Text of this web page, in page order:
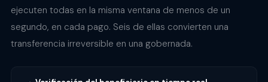
ejecuten todas en la misma ventana de menos de un
segundo, en cada pago. Seis de ellas convierten una
transferencia irreversible en una gobernada.